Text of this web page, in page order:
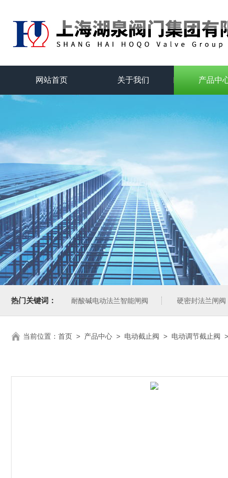
网站首页 关于我们 产品中
热门关键词： 耐酸碱电动法兰智能闸阀 硬密封法兰闸阀
当前位置： 首页 > 产品中心 > 电动截止阀 > 电动调节截止阀 >